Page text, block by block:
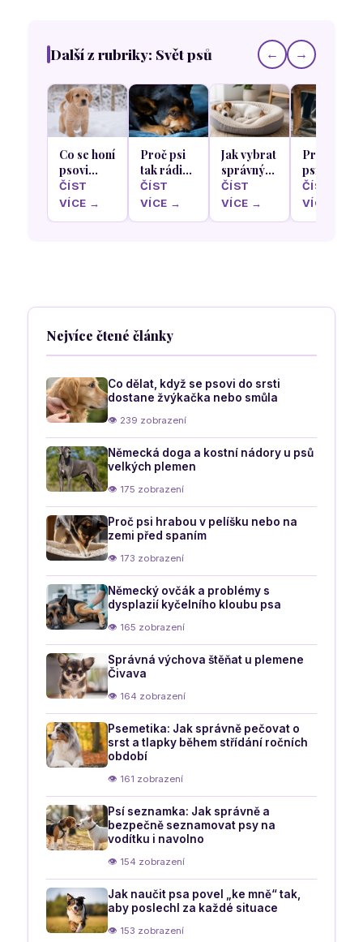
Další z rubriky: Svět psů ← →
Co se honí
psovi
hlavou
když
ČÍST
VÍCE →
Proč psi
tak rádi
olizují
krém z
ČÍST
VÍCE →
Jak vybrat
správný
pelíšek
podle
nejoblíbenější
ČÍST
VÍCE →
Proč se
psi rádi
schovávají
pod stůl
ČÍST
VÍCE →
Nejvíce čtené články
Co dělat, když se psovi do srsti
dostane žvýkačka nebo smůla
👁 239 zobrazení
Německá doga a kostní nádory u psů
velkých plemen
👁 175 zobrazení
Proč psi hrabou v pelíšku nebo na
zemi před spaním
👁 173 zobrazení
Německý ovčák a problémy s
dysplazií kyčelního kloubu psa
👁 165 zobrazení
Správná výchova štěňat u plemene
Čivava
👁 164 zobrazení
Psemetika: Jak správně pečovat o
srst a tlapky během střídání ročních
období
👁 161 zobrazení
Psí seznamka: Jak správně a
bezpečně seznamovat psy na
vodítku i navolno
👁 154 zobrazení
Jak naučit psa povel „ke mně“ tak,
aby poslechl za každé situace
👁 153 zobrazení